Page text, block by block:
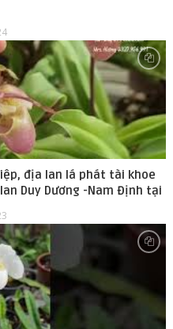
địa lan lá phát tài khoe
Duy Dương -Nam Định tại